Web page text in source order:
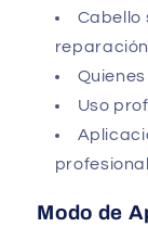
Cabello
reparación
Uso
Modo de